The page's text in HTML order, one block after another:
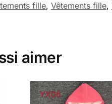
fille, Vêtements fille,
aimer